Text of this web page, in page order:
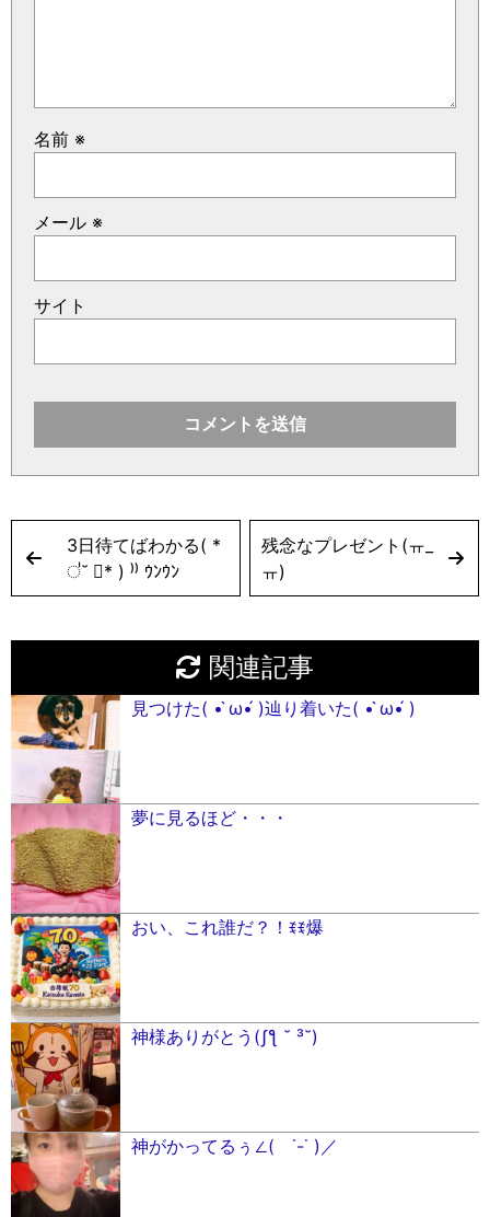
名前 ※
メール ※
サイト
3日待てばわかる( *
॑˘ ॑* ) ⁾⁾ ｳﾝｳﾝ
残念なプレゼント‪(ㅠ_
ㅠ)‬
関連記事
見つけた( • ̀ω•́ )辿り着いた( • ̀ω•́ )
夢に見るほど・・・
おい、これ誰だ？！ꉂꉂ爆
神様ありがとう(ʃƪ ˘ ³˘)
神がかってるぅ∠( ˙-˙ )／